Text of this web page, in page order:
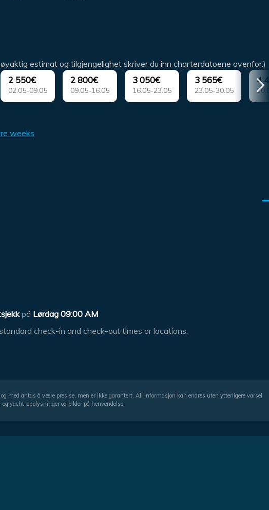
estimat og tilgjengelighet skriver du inn charterdatoene ovenfor.)
2 550€
02.05-09.05
2 800€
09.05-16.05
3 050€
16.05-23.05
3 565€
23.05-30.05
4
weeks
på Lørdag 09:00 AM
check-in and check-out times or locations.
med antas å være presise, men er ikke garantert. All informasjon kan endres uten ytterligere varsel
yacht-opplysninger og bilder på henvendelse.